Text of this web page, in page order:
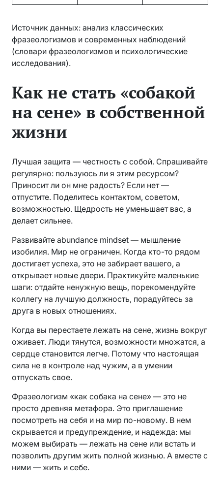
Источник данных: анализ классических
фразеологизмов и современных наблюдений
(словари фразеологизмов и психологические
исследования).
Как не стать «собакой
на сене» в собственной
жизни
Лучшая защита — честность с собой. Спрашивайте
регулярно: пользуюсь ли я этим ресурсом?
Приносит ли он мне радость? Если нет —
отпустите. Поделитесь контактом, советом,
возможностью. Щедрость не уменьшает вас, а
делает сильнее.
Развивайте abundance mindset — мышление
изобилия. Мир не ограничен. Когда кто-то рядом
достигает успеха, это не забирает вашего, а
открывает новые двери. Практикуйте маленькие
шаги: отдайте ненужную вещь, порекомендуйте
коллегу на лучшую должность, порадуйтесь за
друга в новых отношениях.
Когда вы перестаете лежать на сене, жизнь вокруг
оживает. Люди тянутся, возможности множатся, а
сердце становится легче. Потому что настоящая
сила не в контроле над чужим, а в умении
отпускать свое.
Фразеологизм «как собака на сене» — это не
просто древняя метафора. Это приглашение
посмотреть на себя и на мир по-новому. В нем
скрывается и предупреждение, и надежда: мы
можем выбирать — лежать на сене или встать и
позволить другим жить полной жизнью. А вместе с
ними — жить и себе.